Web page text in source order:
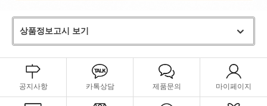
상품정보고시 보기
공지사항 카톡상담 제품문의 마이페이지